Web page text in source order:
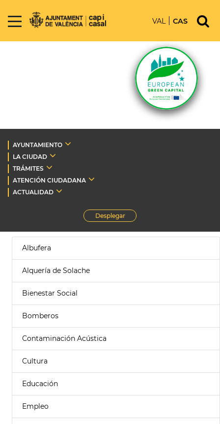
VAL CAS
AYUNTAMIENTO
LA CIUDAD
TRÁMITES
ATENCIÓN CIUDADANA
ACTUALIDAD
Desplegar
Albufera
Alquería de Solache
Bienestar Social
Bomberos
Contaminación Acústica
Cultura
Educación
Empleo